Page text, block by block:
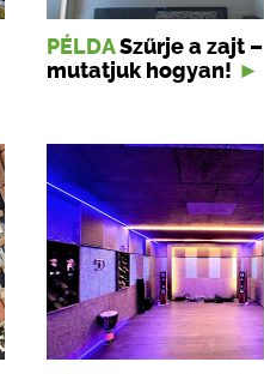
PÉLDA Szűrje a zajt –
mutatjuk hogyan!